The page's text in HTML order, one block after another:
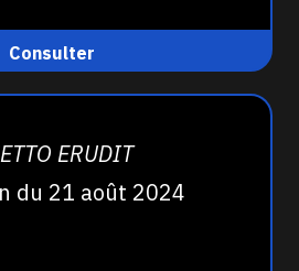
Consulter
ERUDIT
du 21 août 2024